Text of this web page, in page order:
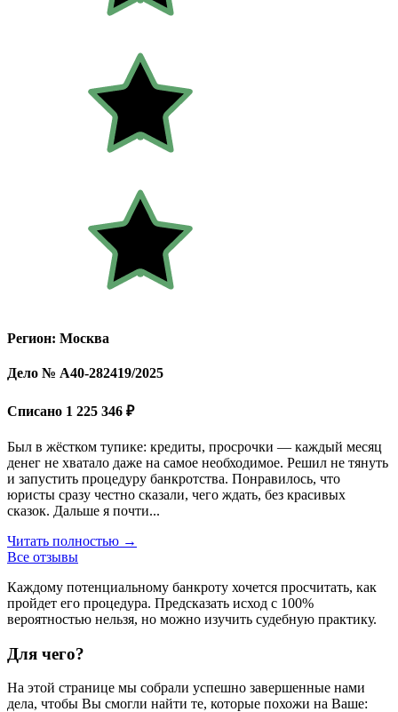
Регион: Москва
Дело № А40-282419/2025
Списано 1 225 346 ₽
Был в жёстком тупике: кредиты, просрочки — каждый месяц
денег не хватало даже на самое необходимое. Решил не тянуть
и запустить процедуру банкротства. Понравилось, что
юристы сразу честно сказали, чего ждать, без красивых
сказок. Дальше я почти...
Читать полностью →
Все отзывы
Каждому потенциальному банкроту хочется просчитать, как
пройдет его процедура. Предсказать исход с 100%
вероятностью нельзя, но можно изучить судебную практику.
Для чего?
На этой странице мы собрали успешно завершенные нами
дела, чтобы Вы смогли найти те, которые похожи на Ваше: